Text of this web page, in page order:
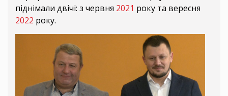
піднімали двічі: з червня 2021 року та вересня
2022 року.